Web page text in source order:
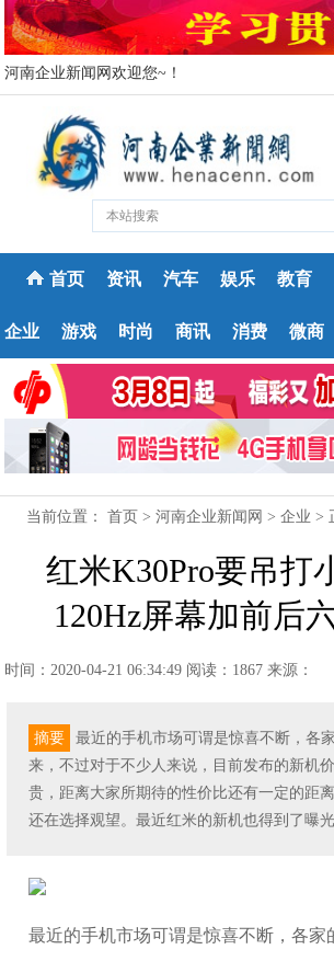
河南企业新闻网欢迎您~！
首页 资讯 汽车 娱乐 教育
企业 游戏 时尚 商讯 消费 微商
当前位置：首页 >河南企业新闻网 >企业 >
红米K30Pro要吊打
120Hz屏幕加前后
时间：2020-04-21 06:34:49 阅读：1867 来源：
摘要
最近的手机市场可谓是惊喜不断，各
来，不过对于不少人来说，目前发布的新机
贵，距离大家所期待的性价比还有一定的距
还在选择观望。最近红米的新机也得到了曝光
最近的手机市场可谓是惊喜不断，各家